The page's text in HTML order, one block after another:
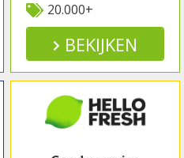
20.000+
BEKIJKEN